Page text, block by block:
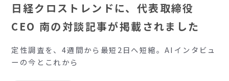
日経クロストレンドに、代表取締役
CEO 南の対談記事が掲載されました
定性調査を、4週間から最短2日へ短縮。AIインタビュ
ーの今とこれから